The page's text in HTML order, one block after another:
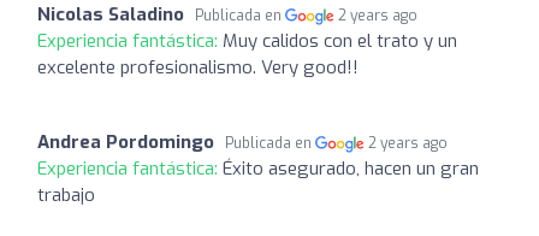
Nicolas Saladino Publicada en 2 years ago
Experiencia fantástica: Muy calidos con el trato y un
excelente profesionalismo. Very good!!
Andrea Pordomingo Publicada en 2 years ago
Experiencia fantástica: Éxito asegurado, hacen un gran
trabajo